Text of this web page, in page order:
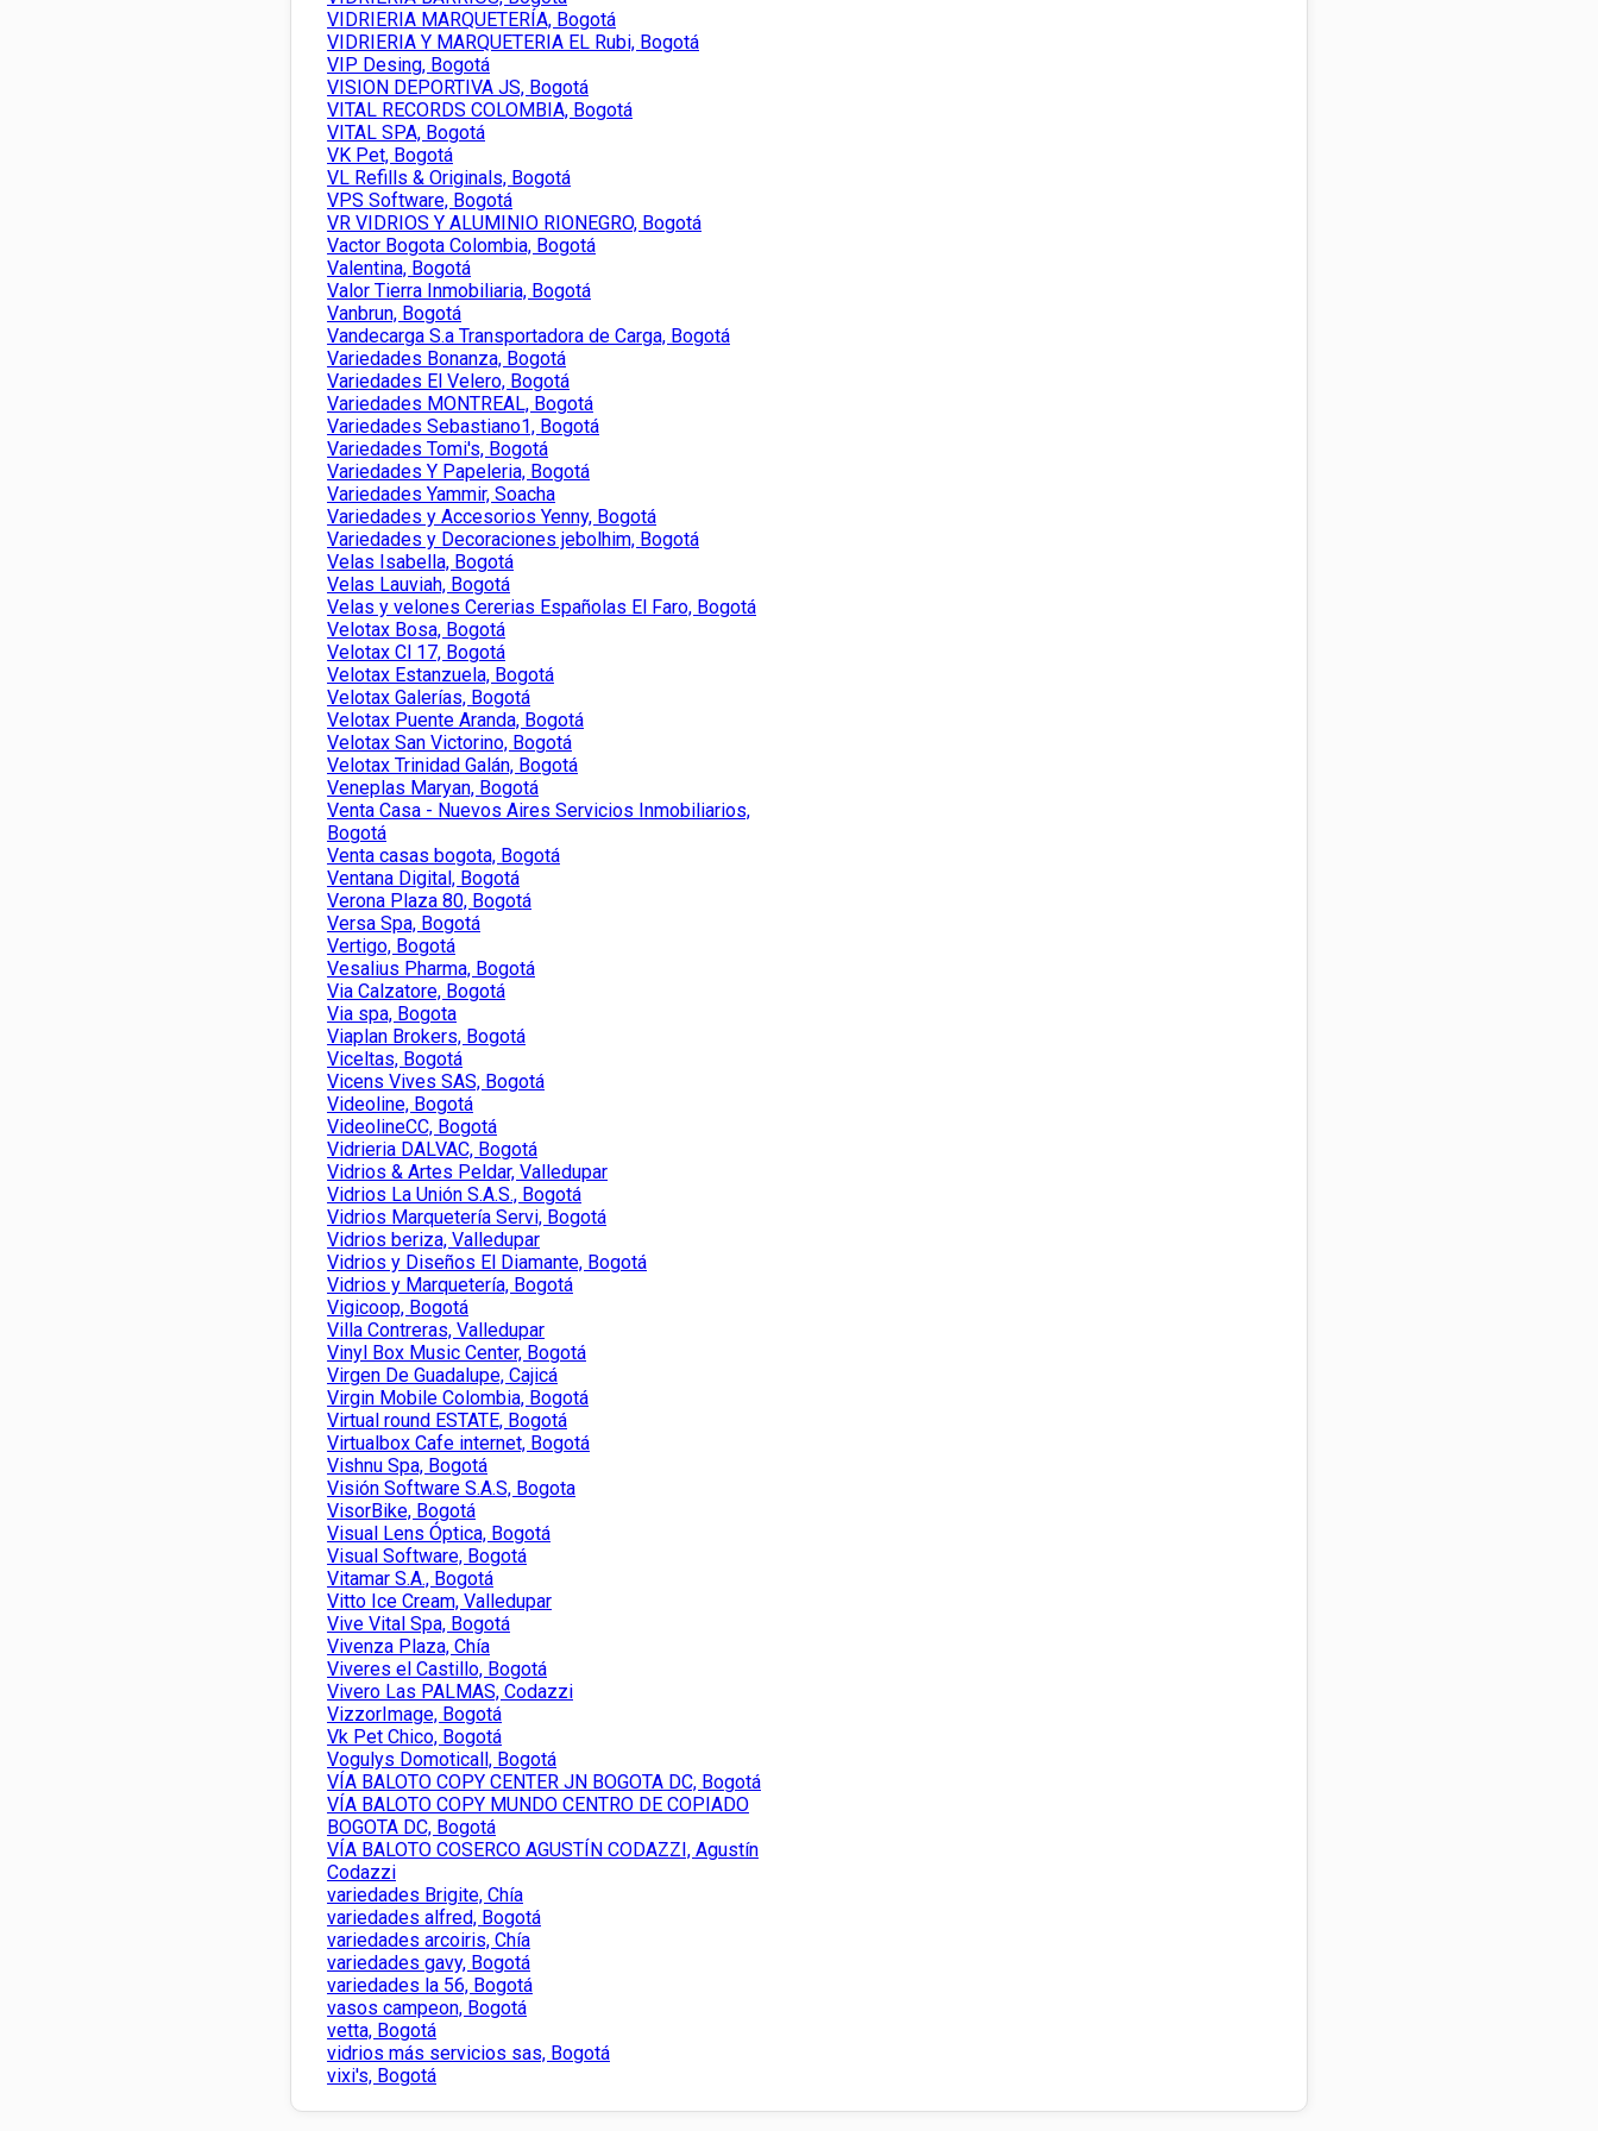
VIDRIERIA MARQUETERÍA, Bogotá
VIDRIERIA Y MARQUETERIA EL Rubi, Bogotá
VIP Desing, Bogotá
VISION DEPORTIVA JS, Bogotá
VITAL RECORDS COLOMBIA, Bogotá
VITAL SPA, Bogotá
VK Pet, Bogotá
VL Refills & Originals, Bogotá
VPS Software, Bogotá
VR VIDRIOS Y ALUMINIO RIONEGRO, Bogotá
Vactor Bogota Colombia, Bogotá
Valentina, Bogotá
Valor Tierra Inmobiliaria, Bogotá
Vanbrun, Bogotá
Vandecarga S.a Transportadora de Carga, Bogotá
Variedades Bonanza, Bogotá
Variedades El Velero, Bogotá
Variedades MONTREAL, Bogotá
Variedades Sebastiano1, Bogotá
Variedades Tomi's, Bogotá
Variedades Y Papeleria, Bogotá
Variedades Yammir, Soacha
Variedades y Accesorios Yenny, Bogotá
Variedades y Decoraciones jebolhim, Bogotá
Velas Isabella, Bogotá
Velas Lauviah, Bogotá
Velas y velones Cererias Españolas El Faro, Bogotá
Velotax Bosa, Bogotá
Velotax Cl 17, Bogotá
Velotax Estanzuela, Bogotá
Velotax Galerías, Bogotá
Velotax Puente Aranda, Bogotá
Velotax San Victorino, Bogotá
Velotax Trinidad Galán, Bogotá
Veneplas Maryan, Bogotá
Venta Casa - Nuevos Aires Servicios Inmobiliarios,
Bogotá
Venta casas bogota, Bogotá
Ventana Digital, Bogotá
Verona Plaza 80, Bogotá
Versa Spa, Bogotá
Vertigo, Bogotá
Vesalius Pharma, Bogotá
Via Calzatore, Bogotá
Via spa, Bogota
Viaplan Brokers, Bogotá
Viceltas, Bogotá
Vicens Vives SAS, Bogotá
Videoline, Bogotá
VideolineCC, Bogotá
Vidrieria DALVAC, Bogotá
Vidrios & Artes Peldar, Valledupar
Vidrios La Unión S.A.S., Bogotá
Vidrios Marquetería Servi, Bogotá
Vidrios beriza, Valledupar
Vidrios y Diseños El Diamante, Bogotá
Vidrios y Marquetería, Bogotá
Vigicoop, Bogotá
Villa Contreras, Valledupar
Vinyl Box Music Center, Bogotá
Virgen De Guadalupe, Cajicá
Virgin Mobile Colombia, Bogotá
Virtual round ESTATE, Bogotá
Virtualbox Cafe internet, Bogotá
Vishnu Spa, Bogotá
Visión Software S.A.S, Bogota
VisorBike, Bogotá
Visual Lens Óptica, Bogotá
Visual Software, Bogotá
Vitamar S.A., Bogotá
Vitto Ice Cream, Valledupar
Vive Vital Spa, Bogotá
Vivenza Plaza, Chía
Viveres el Castillo, Bogotá
Vivero Las PALMAS, Codazzi
VizzorImage, Bogotá
Vk Pet Chico, Bogotá
Vogulys Domoticall, Bogotá
VÍA BALOTO COPY CENTER JN BOGOTA DC, Bogotá
VÍA BALOTO COPY MUNDO CENTRO DE COPIADO
BOGOTA DC, Bogotá
VÍA BALOTO COSERCO AGUSTÍN CODAZZI, Agustín
Codazzi
variedades Brigite, Chía
variedades alfred, Bogotá
variedades arcoiris, Chía
variedades gavy, Bogotá
variedades la 56, Bogotá
vasos campeon, Bogotá
vetta, Bogotá
vidrios más servicios sas, Bogotá
vixi's, Bogotá